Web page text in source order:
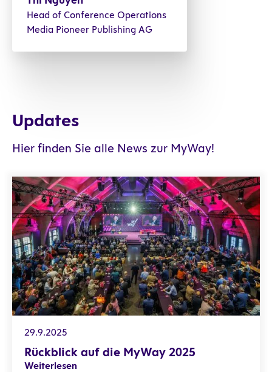
Head of Conference Operations
Media Pioneer Publishing AG
Updates
Hier finden Sie alle News zur MyWay!
29.9.2025
Rückblick auf die MyWay 2025
Weiterlesen
Rückblick auf die MyWay 2025